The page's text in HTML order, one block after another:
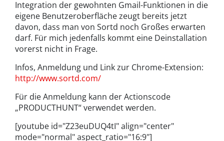
Integration der gewohnten Gmail-Funktionen in die
eigene Benutzeroberfläche zeugt bereits jetzt
davon, dass man von Sortd noch Großes erwarten
darf. Für mich jedenfalls kommt eine Deinstallation
vorerst nicht in Frage.
Infos, Anmeldung und Link zur Chrome-Extension:
http://www.sortd.com/
Für die Anmeldung kann der Actionscode
„PRODUCTHUNT“ verwendet werden.
[youtube id="Z23euDUQ4tI" align="center"
mode="normal" aspect_ratio="16:9"]